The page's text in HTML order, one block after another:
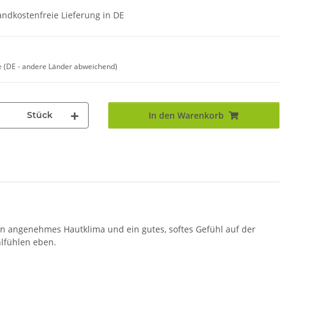
Lieferung in DE
(DE - andere Länder abweichend)
Stück In den Warenkorb
Hautklima und ein gutes, softes Gefühl auf der
eben.